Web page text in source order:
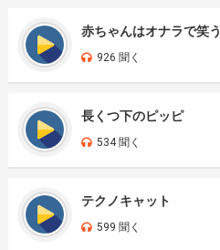
赤ちゃんはオナラで笑う
926 聞く
長くつ下のピッピ
534 聞く
テクノキャット
599 聞く